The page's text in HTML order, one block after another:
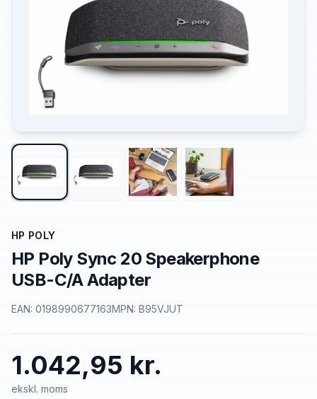
HP POLY
HP Poly Sync 20 Speakerphone
USB-C/A Adapter
EAN: 0198990677163MPN: B95VJUT
1.042,95 kr.
ekskl. moms